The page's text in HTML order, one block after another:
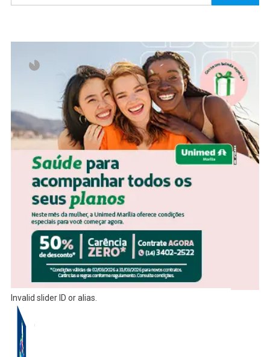
Invalid slider ID or alias.